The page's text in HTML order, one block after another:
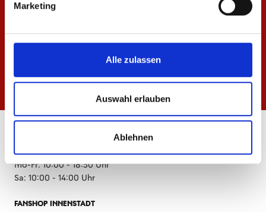
Marketing
Alle zulassen
Auswahl erlauben
Ablehnen
Mo-Fr: 10:00 - 18:30 Uhr
Sa: 10:00 - 14:00 Uhr
FANSHOP INNENSTADT